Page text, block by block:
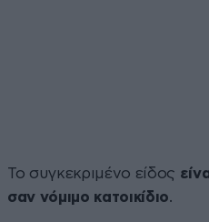
Το συγκεκριμένο είδος
σαν νόμιμο κατοικίδιο.